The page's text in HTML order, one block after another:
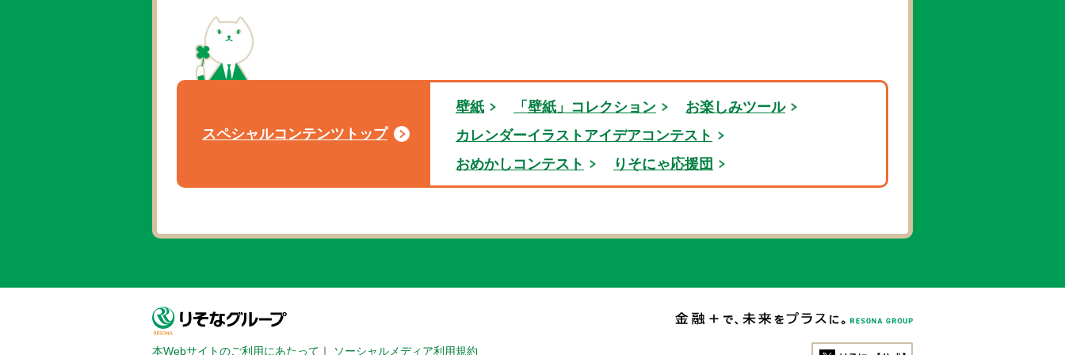
スペシャルコンテンツトップ
壁紙 「壁紙」コレクション
お楽しみツール
カレンダーイラストアイデアコンテスト
おめかしコンテスト
りそにゃ応援団
本Webサイトのご利用にあたって ｜ ソーシャルメディア利用規約